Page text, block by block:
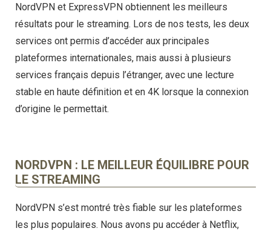
NordVPN et ExpressVPN obtiennent les meilleurs
résultats pour le streaming. Lors de nos tests, les deux
services ont permis d’accéder aux principales
plateformes internationales, mais aussi à plusieurs
services français depuis l’étranger, avec une lecture
stable en haute définition et en 4K lorsque la connexion
d’origine le permettait.
NORDVPN : LE MEILLEUR ÉQUILIBRE POUR
LE STREAMING
NordVPN s’est montré très fiable sur les plateformes
les plus populaires. Nous avons pu accéder à Netflix,